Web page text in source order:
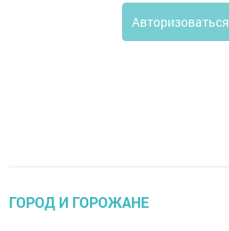
Авторизоваться
ГОРОД И ГОРОЖАНЕ